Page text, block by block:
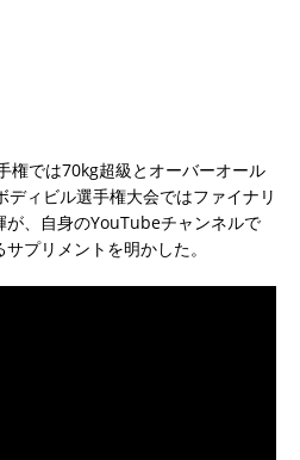
権では70kg超級とオーバーオール
ィビル選手権大会ではファイナリ
が、自身のYouTubeチャンネルで
プリメントを明かした。